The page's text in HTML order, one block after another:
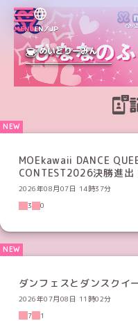
MENUEN／JP
めいどりーみん
MOEkawaii DANCE
CONTEST2026決勝進出
2026年08月07日 14時37分
3
0
ダンフェスとダンスクイ
2026年07月08日 11時02分
7
1